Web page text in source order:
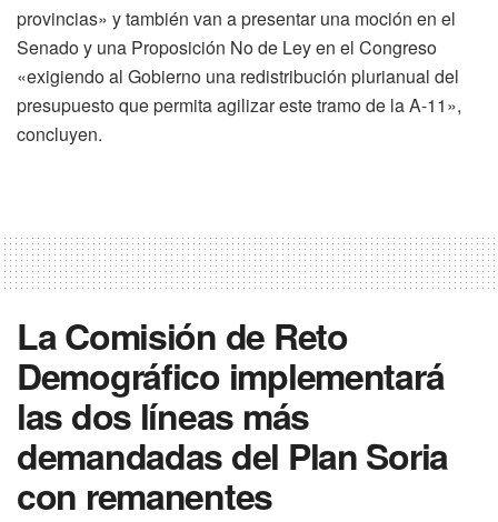
provincias» y también van a presentar una moción en el
Senado y una Proposición No de Ley en el Congreso
«exigiendo al Gobierno una redistribución plurianual del
presupuesto que permita agilizar este tramo de la A-11»,
concluyen.
La Comisión de Reto
Demográfico implementará
las dos líneas más
demandadas del Plan Soria
con remanentes